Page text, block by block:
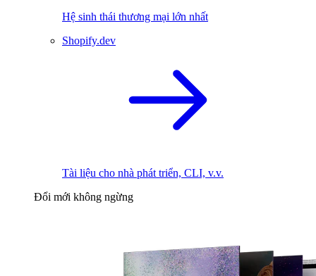
Hệ sinh thái thương mại lớn nhất
Shopify.dev
Tài liệu cho nhà phát triển, CLI, v.v.
Đổi mới không ngừng